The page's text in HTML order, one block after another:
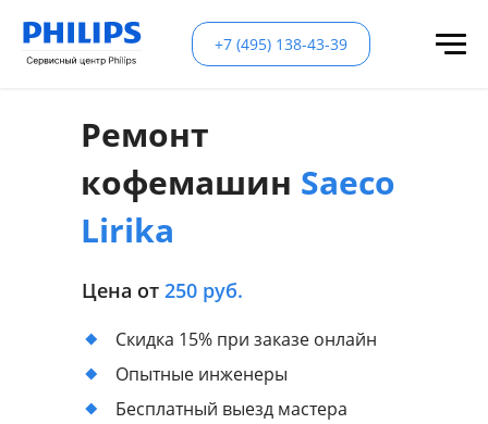
+7 (495) 138-43-39
Ремонт
кофемашин Saeco
Lirika
Цена от 250 руб.
Скидка 15% при заказе онлайн
Опытные инженеры
Бесплатный выезд мастера